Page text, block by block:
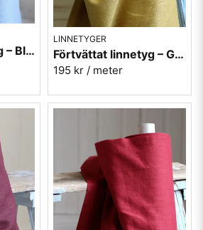
Förtvättat linnetyg – Blå (170 g/m²)
LINNETYGER
Förtvättat linnetyg – Gul (230 g/m²)
195 kr / meter